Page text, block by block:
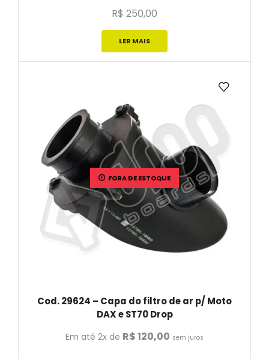
R$ 250,00
LER MAIS
FORA DE ESTOQUE
Cod. 29624 – Capa do filtro de ar p/ Moto
DAX e ST70 Drop
Em até 2x de R$120,00 sem juros